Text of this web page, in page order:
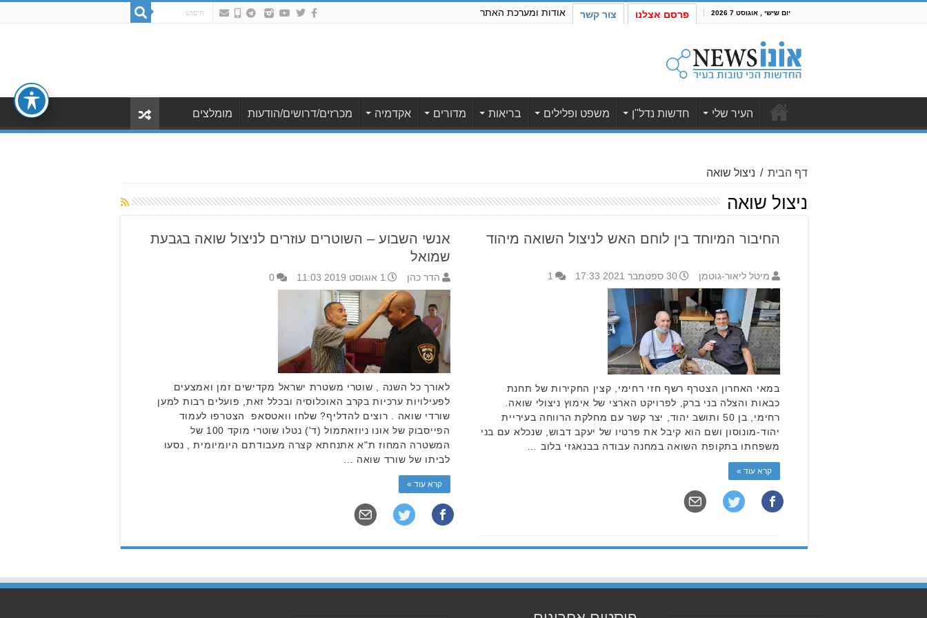
יום שישי , אוגוסט 7 2026 פרסם אצלנו צור קשר אודות ומערכת האתר
העיר שלי חדשות נדל"ן משפט ופלילים בריאות מדורים אקדמיה מכרזים/דרושים/הודעות מומלצים
דף הבית / ניצול שואה
ניצול שואה
החיבור המיוחד בין לוחם האש לניצול השואה מיהוד
מיטל ליאור-גוטמן 30 ספטמבר 2021 17:33 1
במאי האחרון הצטרף רשף חזי רחימי, קצין החקירות של תחנת
כבאות והצלה בני ברק, לפרויקט הארצי של אימוץ ניצולי שואה.
רחימי, בן 50 ותושב יהוד, יצר קשר עם מחלקת הרווחה בעיריית
יהוד-מונוסון ושם הוא קיבל את פרטיו של יעקב דבוש, שנכלא עם בני
משפחתו בתקופת השואה במחנה עבודה בבנאגזי בלוב …
קרא עוד »
אנשי השבוע – השוטרים עוזרים לניצול שואה בגבעת
שמואל
הדר כהן 1 אוגוסט 2019 11:03 0
לאורך כל השנה , שוטרי משטרת ישראל מקדישים זמן ואמצעים
לפעילויות ערכיות בקרב האוכלוסיה ובכלל זאת, פועלים רבות למען
שורדי שואה . רוצים להדליף? שלחו וואטסאפ הצטרפו לעמוד
הפייסבוק של אונו ניוזאתמול (ד') נטלו שוטרי מוקד 100 של
המשטרה המחוז ת"א אתנחתא קצרה מעבודתם היומיומית , נסעו
לביתו של שורד שואה …
קרא עוד »